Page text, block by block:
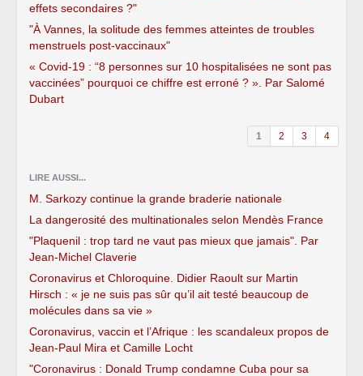
effets secondaires ?"
"À Vannes, la solitude des femmes atteintes de troubles
menstruels post-vaccinaux"
« Covid-19 : “8 personnes sur 10 hospitalisées ne sont pas
vaccinées” pourquoi ce chiffre est erroné ? ». Par Salomé
Dubart
1 2 3 4
LIRE AUSSI...
M. Sarkozy continue la grande braderie nationale
La dangerosité des multinationales selon Mendès France
"Plaquenil : trop tard ne vaut pas mieux que jamais". Par
Jean-Michel Claverie
Coronavirus et Chloroquine. Didier Raoult sur Martin
Hirsch : « je ne suis pas sûr qu’il ait testé beaucoup de
molécules dans sa vie »
Coronavirus, vaccin et l’Afrique : les scandaleux propos de
Jean-Paul Mira et Camille Locht
"Coronavirus : Donald Trump condamne Cuba pour sa